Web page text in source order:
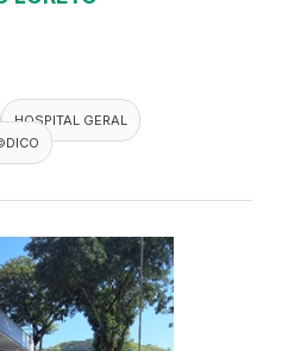
HOSPITAL GERAL